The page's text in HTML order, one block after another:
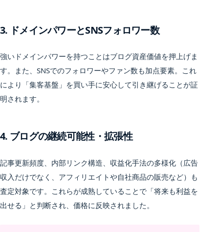
3. ドメインパワーとSNSフォロワー数
強いドメインパワーを持つことはブログ資産価値を押上げま
す。また、SNSでのフォロワーやファン数も加点要素。これ
により「集客基盤」を買い手に安心して引き継げることが証
明されます。
4. ブログの継続可能性・拡張性
記事更新頻度、内部リンク構造、収益化手法の多様化（広告
収入だけでなく、アフィリエイトや自社商品の販売など）も
査定対象です。これらが成熟していることで「将来も利益を
出せる」と判断され、価格に反映されました。